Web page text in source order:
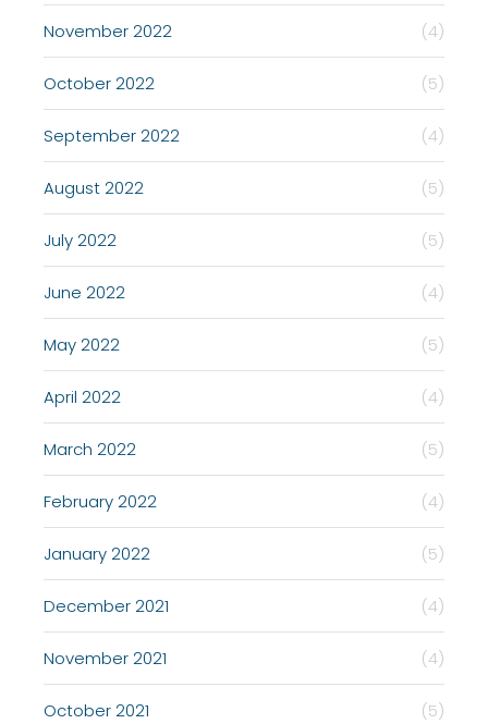
November 2022 (4)
October 2022 (5)
September 2022 (4)
August 2022 (5)
July 2022 (5)
June 2022 (4)
May 2022 (5)
April 2022 (4)
March 2022 (5)
February 2022 (4)
January 2022 (5)
December 2021 (4)
November 2021 (4)
October 2021 (5)